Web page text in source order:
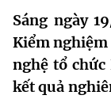
Giới thiệu
Chức năng
Cơ cấu tổ
Tin tức sự kiện
Khoa học và
Dịch vụ công
Sáng ngày
Kiểm nghiệm
nghệ tổ
kết quả